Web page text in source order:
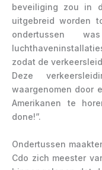
beveiliging zou in
uitgebreid worden
ondertussen
zodat de
Deze
waargenomen door
Amerikanen te
done!”.
Ondertussen
Cdo zich meester